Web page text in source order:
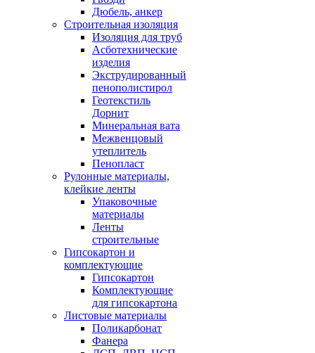
Дюбель, анкер
Строительная изоляция
Изоляция для труб
Асботехнические
изделия
Экструдированный
пенополистирол
Геотекстиль
Дорнит
Минеральная вата
Межвенцовый
утеплитель
Пенопласт
Рулонные материалы,
клейкие ленты
Упаковочные
материалы
Ленты
строительные
Гипсокартон и
комплектующие
Гипсокартон
Комплектующие
для гипсокартона
Листовые материалы
Поликарбонат
Фанера